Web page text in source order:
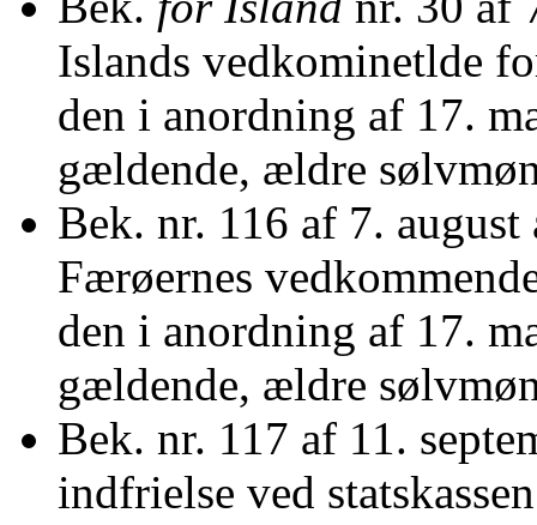
Islands vedkominetlde
den i anordning af 17.
gældende, ældre
Bek. nr. 116 af 7.
Færøernes
den i anordning af 17.
gældende, ældre
Bek. nr. 117 af 11.
indfrielse ved